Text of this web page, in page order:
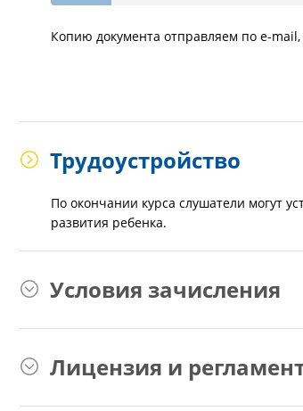
Копию документа отправляем по e-
Трудоустройство
По окончании курса слушатели могут
развития ребенка.
Условия зачисления
Лицензия и